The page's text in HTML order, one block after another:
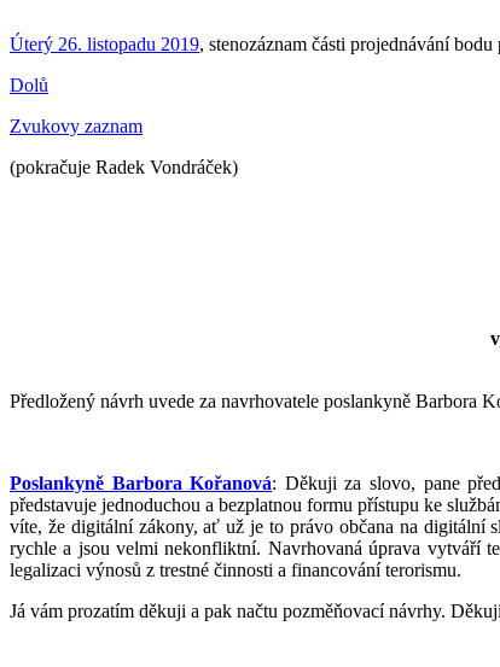
Úterý 26. listopadu 2019, stenozáznam části projednávání bodu
Dolů
Zvukovy zaznam
(pokračuje Radek Vondráček)
Předložený návrh uvede za navrhovatele poslankyně Barbora
Poslankyně Barbora Kořanová: Děkuji za slovo, pane
představuje jednoduchou a bezplatnou formu přístupu ke
víte, že digitální zákony, ať už je to právo občana na digitální
rychle a jsou velmi nekonfliktní. Navrhovaná úprava vytváří
legalizaci výnosů z trestné činnosti a financování terorismu.
Já vám prozatím děkuji a pak načtu pozměňovací návrhy.